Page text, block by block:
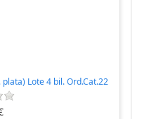
plata) Lote 4 bil. Ord.Cat.22